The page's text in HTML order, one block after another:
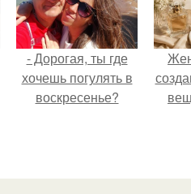
- Дорогая, ты где
хочешь погулять в
воскресенье?